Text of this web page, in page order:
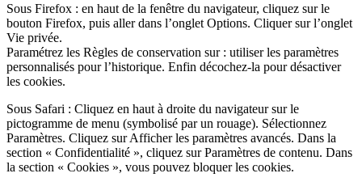
Sous Firefox : en haut de la fenêtre du navigateur, cliquez sur le
bouton Firefox, puis aller dans l’onglet Options. Cliquer sur l’onglet
Vie privée.
Paramétrez les Règles de conservation sur : utiliser les paramètres
personnalisés pour l’historique. Enfin décochez-la pour désactiver
les cookies.
Sous Safari : Cliquez en haut à droite du navigateur sur le
pictogramme de menu (symbolisé par un rouage). Sélectionnez
Paramètres. Cliquez sur Afficher les paramètres avancés. Dans la
section « Confidentialité », cliquez sur Paramètres de contenu. Dans
la section « Cookies », vous pouvez bloquer les cookies.